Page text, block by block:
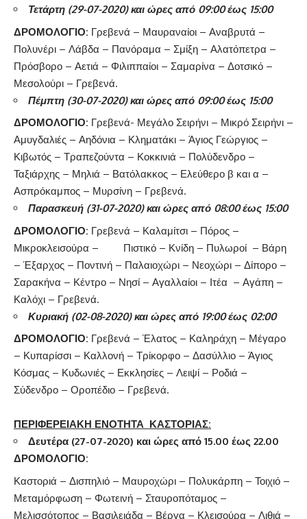
Τετάρτη (29-07-2020) και ώρες από 09:00 έως 15:00
ΔΡΟΜΟΛΟΓΙΟ: Γρεβενά – Μαυραναίοι – Αναβρυτά –
Πολυνέρι – Λάβδα – Πανόραμα – Σμίξη – Αλατόπετρα –
Πρόσβορο – Αετιά – Φιλιππαίοι – Σαμαρίνα – Δοτσικό –
Μεσολούρι – Γρεβενά.
Πέμπτη (30-07-2020) και ώρες από 09:00 έως 15:00
ΔΡΟΜΟΛΟΓΙΟ: Γρεβενά- Μεγάλο Σειρήνι – Μικρό Σειρήνι –
Αμυγδαλιές – Αηδόνια – Κληματάκι – Άγιος Γεώργιος –
Κιβωτός – Τραπεζούντα – Κοκκινιά – Πολύδενδρο –
Ταξιάρχης – Μηλιά – Βατόλακκος – Ελεύθερο β και α –
Ασπρόκαμπος – Μυρσίνη – Γρεβενά.
Παρασκευή (31-07-2020) και ώρες από 08:00 έως 15:00
ΔΡΟΜΟΛΟΓΙΟ: Γρεβενά – Καλαμίτσι – Πόρος –
Μικροκλεισούρα – Πιστικό – Κνίδη – Πυλωροί – Βάρη
– Έξαρχος – Ποντινή – Παλαιοχώρι – Νεοχώρι – Δίπορο –
Σαρακήνα – Κέντρο – Νησί – Αγαλλαίοι – Ιτέα – Αγάπη –
Καλόχι – Γρεβενά.
Κυριακή (02-08-2020) και ώρες από 19:00 έως 02:00
ΔΡΟΜΟΛΟΓΙΟ: Γρεβενά – Έλατος – Καληράχη – Μέγαρο
– Κυπαρίσσι – Καλλονή – Τρίκορφο – Δασύλλιο – Άγιος
Κόσμας – Κυδωνιές – Εκκλησίες – Λειψί – Ροδιά –
Σύδενδρο – Οροπέδιο – Γρεβενά.
ΠΕΡΙΦΕΡΕΙΑΚΗ ΕΝΟΤΗΤΑ ΚΑΣΤΟΡΙΑΣ:
Δευτέρα (27-07-2020) και ώρες από 15.00 έως 22.00
ΔΡΟΜΟΛΟΓΙΟ:
Καστοριά – Δισπηλιό – Μαυροχώρι – Πολυκάρπη – Τοιχιό –
Μεταμόρφωση – Φωτεινή – Σταυροπόταμος –
Μελισσότοπος – Βασιλειάδα – Βέργα – Κλεισούρα – Λιθιά –